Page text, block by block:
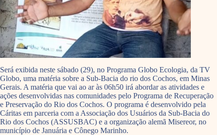
Será exibida neste sábado (29), no Programa Globo Ecologia, da TV
Globo, uma matéria sobre a Sub-Bacia do rio dos Cochos, em Minas
Gerais. A matéria que vai ao ar às 06h50 irá abordar as atividades e
ações desenvolvidas nas comunidades pelo Programa de Recuperação
e Preservação do Rio dos Cochos. O programa é desenvolvido pela
Cáritas em parceria com a Associação dos Usuários da Sub-Bacia do
Rio dos Cochos (ASSUSBAC) e a organização alemã Misereor, no
município de Januária e Cônego Marinho.